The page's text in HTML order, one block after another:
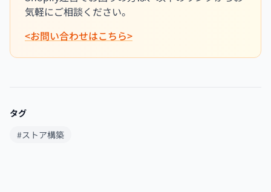
気軽にご相談ください。
<お問い合わせはこちら>
タグ